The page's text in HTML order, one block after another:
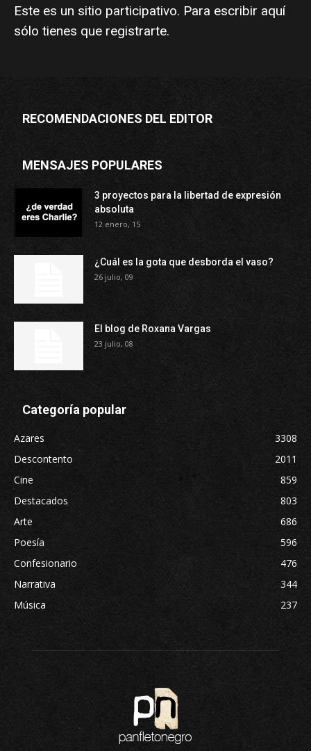
Este es un sitio participativo. Para escribir aquí
sólo tienes que registrarte.
RECOMENDACIONES DEL EDITOR
MENSAJES POPULARES
3 proyectos para la libertad de expresión
absoluta
12 enero, 15
¿Cuál es la gota que desborda el vaso?
26 julio, 09
El blog de Roxana Vargas
23 julio, 08
Categoría popular
Azares
3308
Descontento
2011
Cine
859
Destacados
803
Arte
686
Poesía
596
Confesionario
476
Narrativa
344
Música
237